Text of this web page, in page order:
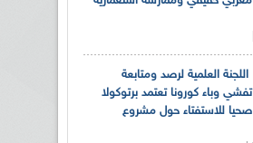
اللجنة العلمية لرصد ومتابعة
تفشي وباء كورونا تعتمد برتوكولا
صحيا للاستفتاء حول مشروع